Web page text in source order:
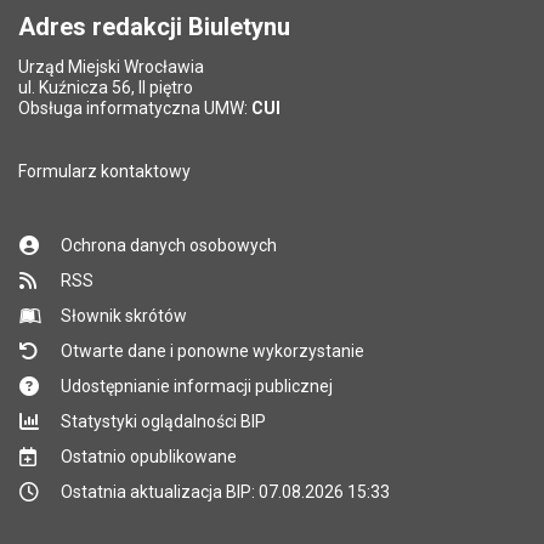
*
Pole wymagane
Adres redakcji Biuletynu
Urząd Miejski Wrocławia
ul. Kuźnicza 56, II piętro
Obsługa informatyczna UMW: CUI
Formularz kontaktowy
Ochrona danych osobowych
RSS
Słownik skrótów
Otwarte dane i ponowne wykorzystanie
Udostępnianie informacji publicznej
Statystyki oglądalności BIP
Ostatnio opublikowane
Ostatnia aktualizacja BIP: 07.08.2026 15:33